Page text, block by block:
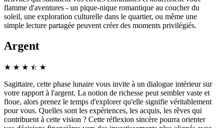
flamme d'aventures - un pique-nique romantique au coucher du
soleil, une exploration culturelle dans le quartier, ou même une
simple lecture partagée peuvent créer des moments privilégiés.
Argent
★ ★ ★ ☆
★ ★
Sagittaire, cette phase lunaire vous invite à un dialogue intérieur sur
votre rapport à l'argent. La notion de richesse peut sembler vaste et
floue, alors prenez le temps d'explorer qu'elle signifie véritablement
pour vous. Quelles sont les expériences, les acquis, les rêves qui
contribuent à cette vision ? Cette réflexion sincère pourra orienter